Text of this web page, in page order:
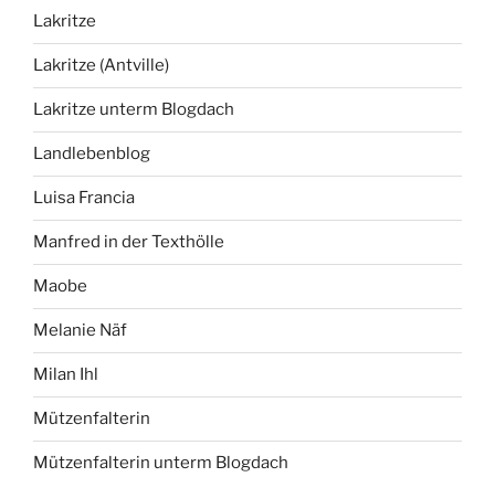
Lakritze
Lakritze (Antville)
Lakritze unterm Blogdach
Landlebenblog
Luisa Francia
Manfred in der Texthölle
Maobe
Melanie Näf
Milan Ihl
Mützenfalterin
Mützenfalterin unterm Blogdach